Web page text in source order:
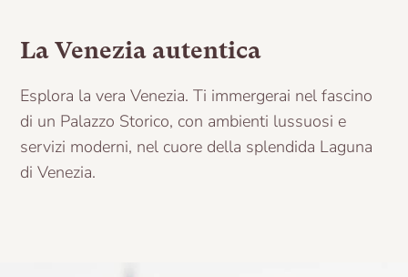
La Venezia autentica
Esplora la vera Venezia. Ti immergerai nel fascino
di un Palazzo Storico, con ambienti lussuosi e
servizi moderni, nel cuore della splendida Laguna
di Venezia.